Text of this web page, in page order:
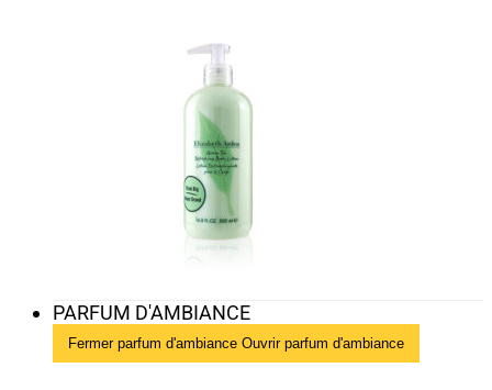
PARFUM D'AMBIANCE
Fermer parfum d'ambiance Ouvrir parfum d'ambiance